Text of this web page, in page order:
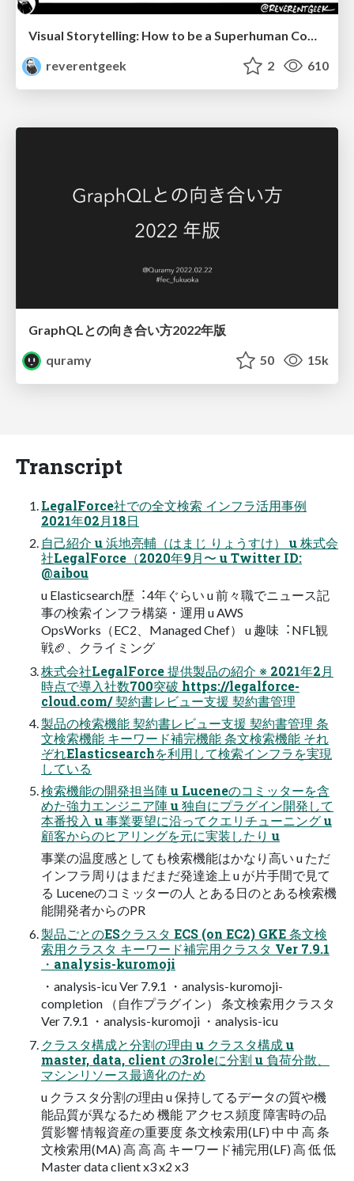
Visual Storytelling: How to be a Superhuman Communicator
reverentgeek
2 610
GraphQLとの向き合い方2022年版
quramy
50 15k
Transcript
LegalForce社での全⽂検索 インフラ活⽤事例
2021年02⽉18⽇
⾃⼰紹介 u 浜地亮輔（はまじ りょうすけ） u 株式会
社LegalForce（2020年9⽉〜 u Twitter ID:
@aibou
u Elasticsearch歴︓4年ぐらい u 前々職でニュース記
事の検索インフラ構築・運⽤ u AWS
OpsWorks（EC2、Managed Chef） u 趣味︓NFL観
戦🏈、クライミング
株式会社LegalForce 提供製品の紹介 ※ 2021年2⽉
時点で導⼊社数700突破 https://legalforce-
cloud.com/ 契約書レビュー⽀援 契約書管理
製品の検索機能 契約書レビュー⽀援 契約書管理 条
⽂検索機能 キーワード補完機能 条⽂検索機能 それ
ぞれElasticsearchを利⽤して検索インフラを実現
している
検索機能の開発担当陣 u Luceneのコミッターを含
めた強⼒エンジニア陣 u 独⾃にプラグイン開発して
本番投⼊ u 事業要望に沿ってクエリチューニング u
顧客からのヒアリングを元に実装したり u
事業の温度感としても検索機能はかなり⾼い u ただ
インフラ周りはまだまだ発達途上 u が⽚⼿間で⾒て
る Luceneのコミッターの⼈ とある⽇のとある検索機
能開発者からのPR
製品ごとのESクラスタ ECS (on EC2) GKE 条⽂検
索⽤クラスタ キーワード補完⽤クラスタ Ver 7.9.1
・analysis-kuromoji
・analysis-icu Ver 7.9.1 ・analysis-kuromoji-
completion （⾃作プラグイン） 条⽂検索⽤クラスタ
Ver 7.9.1 ・analysis-kuromoji ・analysis-icu
クラスタ構成と分割の理由 u クラスタ構成 u
master, data, client の3roleに分割 u 負荷分散、
マシンリソース最適化のため
u クラスタ分割の理由 u 保持してるデータの質や機
能品質が異なるため 機能 アクセス頻度 障害時の品
質影響 情報資産の重要度 条⽂検索⽤(LF) 中 中 ⾼ 条
⽂検索⽤(MA) ⾼ ⾼ ⾼ キーワード補完⽤(LF) ⾼ 低 低
Master data client x3 x2 x3